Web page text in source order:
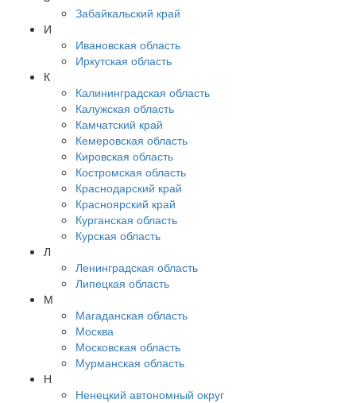
Забайкальский край
И
Ивановская область
Иркутская область
К
Калининградская область
Калужская область
Камчатский край
Кемеровская область
Кировская область
Костромская область
Краснодарский край
Красноярский край
Курганская область
Курская область
Л
Ленинградская область
Липецкая область
М
Магаданская область
Москва
Московская область
Мурманская область
Н
Ненецкий автономный округ